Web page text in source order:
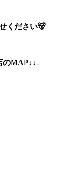
ください🐻
のMAP↓↓↓